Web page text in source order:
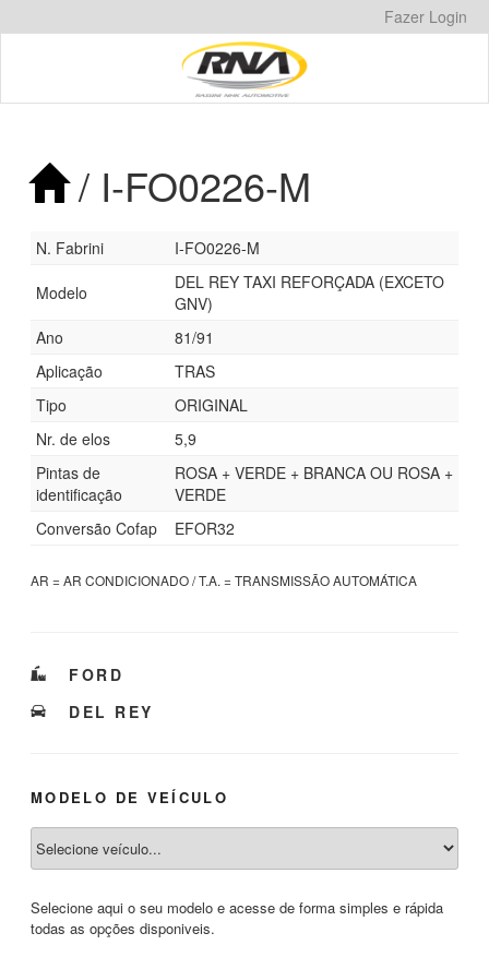
para
Fazer Login
/ I-FO0226-M
N. Fabrini I-FO0226-M
Modelo
DEL REY TAXI REFORÇADA (EXCETO
GNV)
Ano
81/91
Aplicação
TRAS
Tipo
ORIGINAL
Nr. de elos
5,9
Pintas de
identificação
ROSA + VERDE + BRANCA OU ROSA +
VERDE
Conversão Cofap
EFOR32
AR = AR CONDICIONADO / T.A. = TRANSMISSÃO AUTOMÁTICA
CATEGORIAS
FORD
TAGS
DEL REY
MODELO DE VEÍCULO
Selecione aqui o seu modelo e acesse de forma simples e rápida
todas as opções disponiveis.